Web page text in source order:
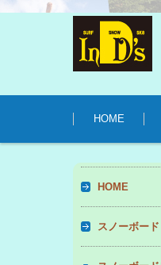
コンテンツに移動
HOME
HOME
スノーボード